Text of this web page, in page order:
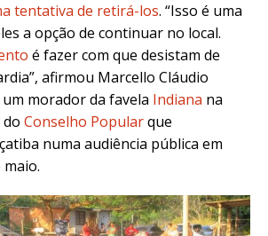
tentativa de retirá-los. “Isso é uma
a opção de continuar no local.
é fazer com que desistam de
”, afirmou Marcello Cláudio
morador da favela Indiana na
Conselho Popularque
numa audiência pública em
maio.